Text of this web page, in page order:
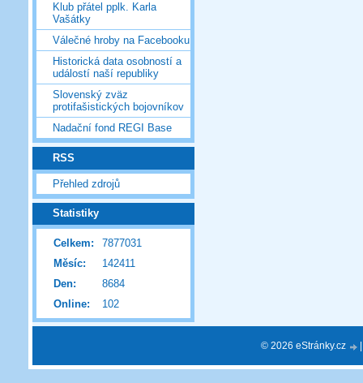
Klub přátel pplk. Karla
Vašátky
Válečné hroby na Facebooku
Historická data osobností a
událostí naší republiky
Slovenský zväz
protifašistických bojovníkov
Nadační fond REGI Base
RSS
Přehled zdrojů
Statistiky
Online: 102
Celkem:
7877031
Měsíc:
142411
Den:
8684
© 2026 eStránky.cz